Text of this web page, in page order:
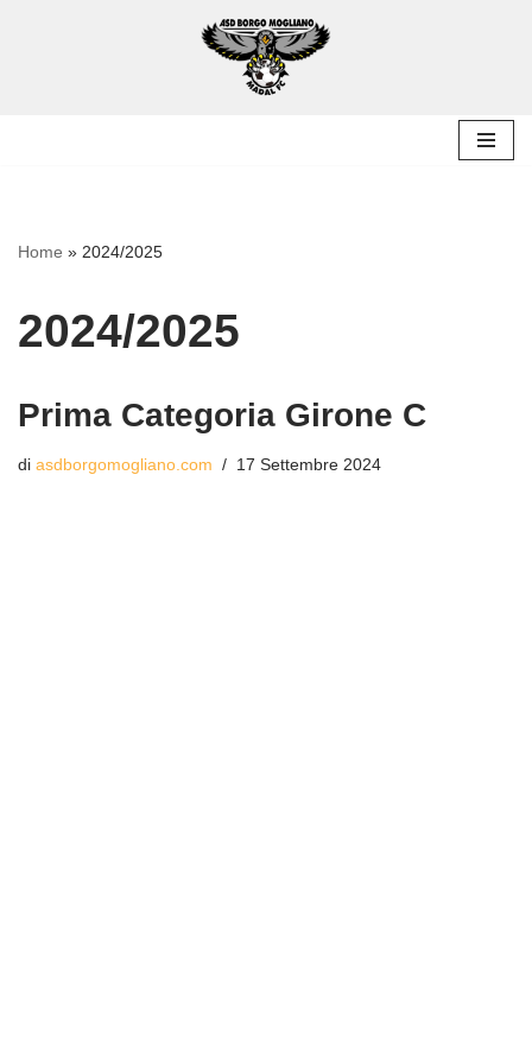
Home » 2024/2025
2024/2025
Prima Categoria Girone C
di asdborgomogliano.com 17 Settembre 2024